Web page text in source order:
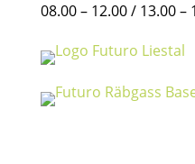
08.00 – 12.00 / 13.00 –